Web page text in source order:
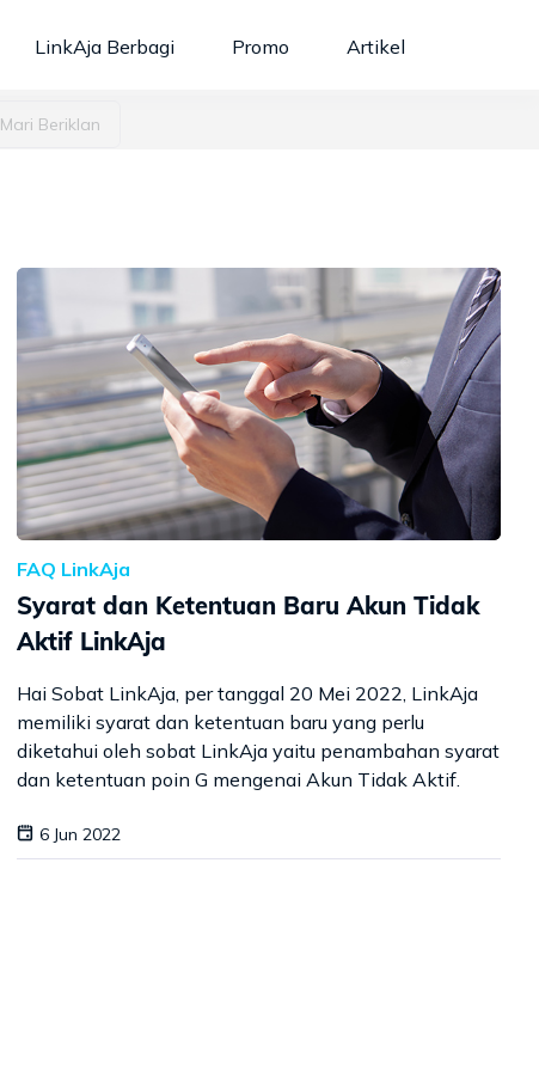
LinkAja Berbagi Promo Artikel
Cari berita / kategori...
Mari Beriklan
FAQ LinkAja
Syarat dan Ketentuan Baru Akun Tidak
Aktif LinkAja
Hai Sobat LinkAja, per tanggal 20 Mei 2022, LinkAja
memiliki syarat dan ketentuan baru yang perlu
diketahui oleh sobat LinkAja yaitu penambahan syarat
dan ketentuan poin G mengenai Akun Tidak Aktif.
6 Jun 2022